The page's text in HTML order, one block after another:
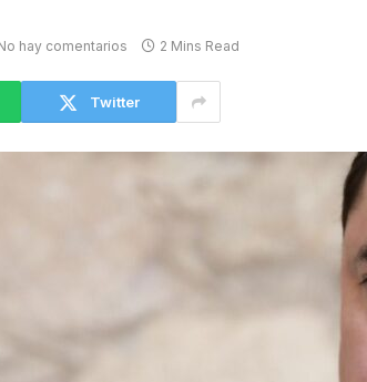
hay comentarios 2 Mins Read
Twitter